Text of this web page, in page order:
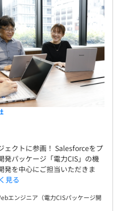
ェクトに参画！ Salesforceをプ
発パッケージ「電力CIS」の機
発を中心にご担当いただきま
見る
エンジニア（電力CISパッケージ開